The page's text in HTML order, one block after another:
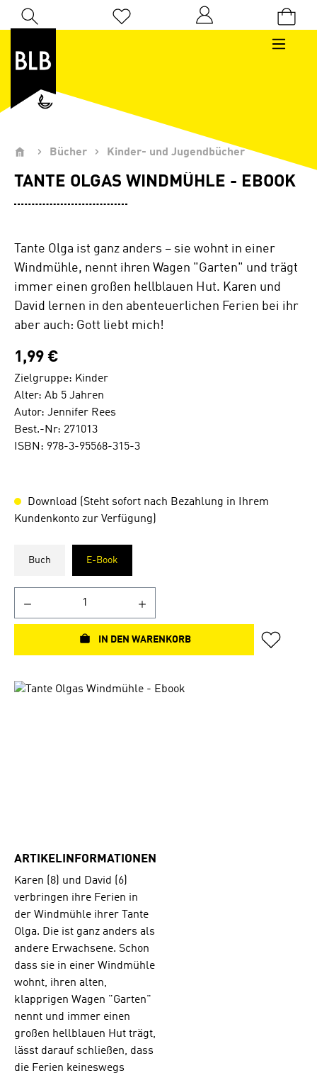
Zum Hauptinhalt springen
Du hast 0 Produkte auf dem Merkzettel
Bücher Kinder- und Jugendbücher
TANTE OLGAS WINDMÜHLE - EBOOK
Tante Olga ist ganz anders – sie wohnt in einer
Windmühle, nennt ihren Wagen "Garten" und trägt
immer einen großen hellblauen Hut. Karen und
David lernen in den abenteuerlichen Ferien bei ihr
aber auch: Gott liebt mich!
1,99 €
Zielgruppe: Kinder
Alter: Ab 5 Jahren
Autor: Jennifer Rees
Best.-Nr: 271013
ISBN: 978-3-95568-315-3
Download (Steht sofort nach Bezahlung in Ihrem
Kundenkonto zur Verfügung)
Buch E-Book
IN DEN WARENKORB
Bildergalerie überspringen
ARTIKELINFORMATIONEN
Karen (8) und David (6)
verbringen ihre Ferien in
der Windmühle ihrer Tante
Olga. Die ist ganz anders als
andere Erwachsene. Schon
dass sie in einer Windmühle
wohnt, ihren alten,
klapprigen Wagen "Garten"
nennt und immer einen
großen hellblauen Hut trägt,
lässt darauf schließen, dass
die Ferien keineswegs